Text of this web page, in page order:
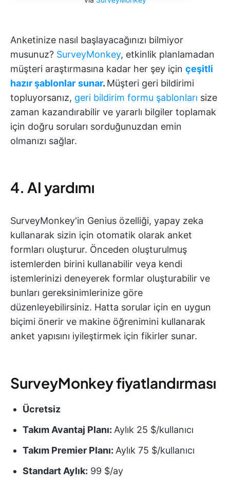
Anketinize nasıl başlayacağınızı bilmiyor
musunuz? SurveyMonkey, etkinlik planlamadan
müşteri araştırmasına kadar her şey için çeşitli
hazır şablonlar sunar. Müşteri geri bildirimi
topluyorsanız, geri bildirim formu şablonları size
zaman kazandırabilir ve yararlı bilgiler toplamak
için doğru soruları sorduğunuzdan emin
olmanızı sağlar.
4. AI yardımı
SurveyMonkey'in Genius özelliği, yapay zeka
kullanarak sizin için otomatik olarak anket
formları oluşturur. Önceden oluşturulmuş
istemlerden birini kullanabilir veya kendi
istemlerinizi deneyerek formlar oluşturabilir ve
bunları gereksinimlerinize göre
düzenleyebilirsiniz. Hatta sorular için en uygun
biçimi önerir ve makine öğrenimini kullanarak
anket yapısını iyileştirmek için fikirler sunar.
SurveyMonkey fiyatlandırması
Ücretsiz
Takım Avantaj Planı: Aylık 25 $/kullanıcı
Takım Premier Planı: Aylık 75 $/kullanıcı
Standart Aylık: 99 $/ay